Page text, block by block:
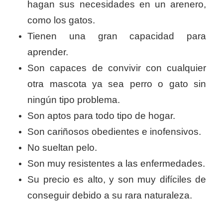
hagan sus necesidades en un arenero,
como los gatos.
Tienen una gran capacidad para
aprender.
Son capaces de convivir con cualquier
otra mascota ya sea perro o gato sin
ningún tipo problema.
Son aptos para todo tipo de hogar.
Son cariñosos obedientes e inofensivos.
No sueltan pelo.
Son muy resistentes a las enfermedades.
Su precio es alto, y son muy difíciles de
conseguir debido a su rara naturaleza.